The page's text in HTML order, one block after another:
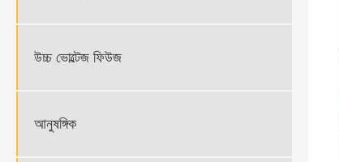
উচ্চ ভোল্টেজ ফিউজ
আনুষঙ্গিক